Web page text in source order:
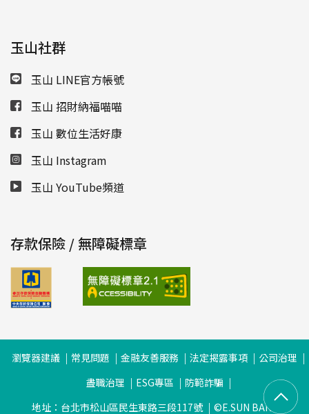
玉山社群
玉山 LINE官方帳號
玉山 招財納福喵喵
玉山 數位生活好康
玉山 Instagram
玉山 YouTube頻道
存款保險 / 無障礙標章
瀏覽器建議 常見問題 金融友善服務 法定揭露事項
公司治理
盡職治理
ESG專區
防範詐騙
地址：台北市松山區民生東路三段117號
©E.SUN BANK